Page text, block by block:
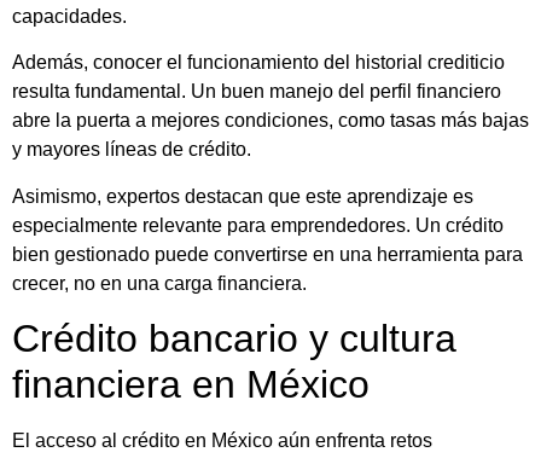
capacidades.
Además, conocer el funcionamiento del historial crediticio
resulta fundamental. Un buen manejo del perfil financiero
abre la puerta a mejores condiciones, como tasas más bajas
y mayores líneas de crédito.
Asimismo, expertos destacan que este aprendizaje es
especialmente relevante para emprendedores. Un crédito
bien gestionado puede convertirse en una herramienta para
crecer, no en una carga financiera.
Crédito bancario y cultura
financiera en México
El acceso al crédito en México aún enfrenta retos